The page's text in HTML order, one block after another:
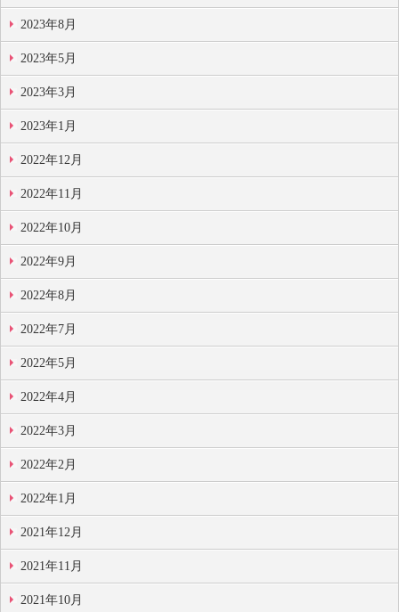
2023年8月
2023年5月
2023年3月
2023年1月
2022年12月
2022年11月
2022年10月
2022年9月
2022年8月
2022年7月
2022年5月
2022年4月
2022年3月
2022年2月
2022年1月
2021年12月
2021年11月
2021年10月